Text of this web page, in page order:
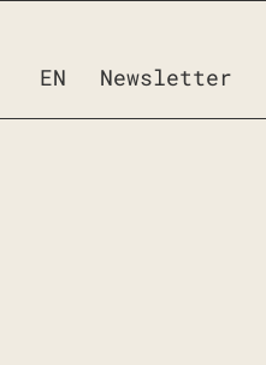
EN Newsletter